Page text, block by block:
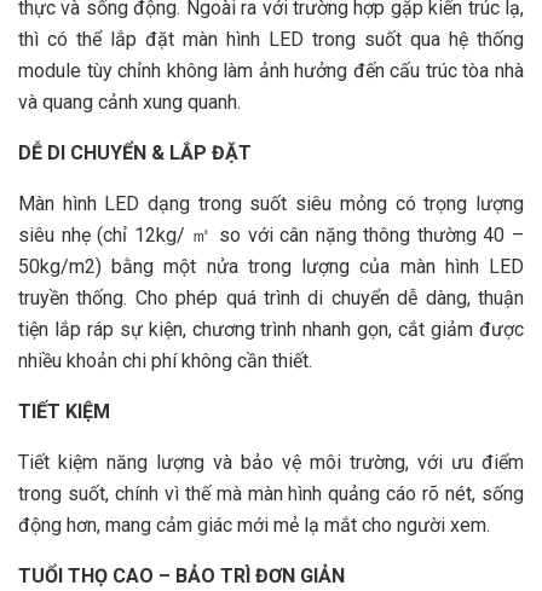
thực và sống động. Ngoài ra với trường hợp gặp kiến trúc lạ,
thì có thể lắp đặt màn hình LED trong suốt qua hệ thống
module tùy chỉnh không làm ảnh hưởng đến cấu trúc tòa nhà
và quang cảnh xung quanh.
DỄ DI CHUYỂN & LẮP ĐẶT
Màn hình LED dạng trong suốt siêu mỏng có trọng lượng
siêu nhẹ (chỉ 12kg/ ㎡ so với cân nặng thông thường 40 –
50kg/m2) bằng một nửa trong lượng của màn hình LED
truyền thống. Cho phép quá trình di chuyển dễ dàng, thuận
tiện lắp ráp sự kiện, chương trình nhanh gọn, cắt giảm được
nhiều khoản chi phí không cần thiết.
TIẾT KIỆM
Tiết kiệm năng lượng và bảo vệ môi trường, với ưu điểm
trong suốt, chính vì thế mà màn hình quảng cáo rõ nét, sống
động hơn, mang cảm giác mới mẻ lạ mắt cho người xem.
TUỔI THỌ CAO – BẢO TRÌ ĐƠN GIẢN